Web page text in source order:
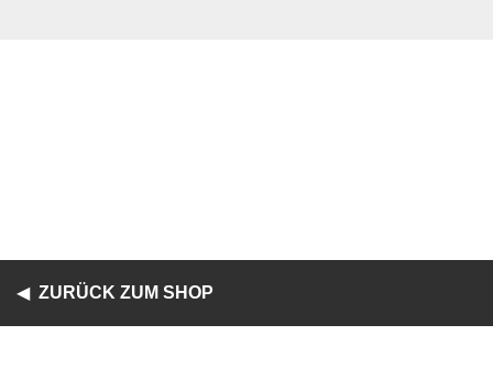
ZURÜCK ZUM SHOP